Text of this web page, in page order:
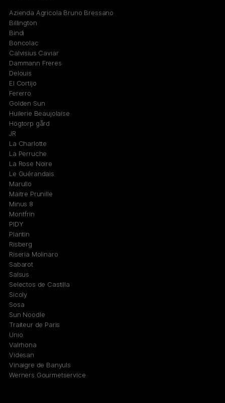
Azienda Agricola Bruno Bressano
Billington
Bindi
Boncolac
Calvisius Caviar
Dammann Freres
Delouis
El Cortijo
Fererro
Golden Sun
Huilerie Beaujolaise
Högtorp gård
JR
La Charlotte
La Perruche
La Rose Noire
Le Guérandais
Marullo
Maitre Prunille
Minus 8
Montfrin
PIDY
Plantin
Risberg
Riseria Molinaro
Sabarot
Salsus
Selectos de Castilla
Sicoly
Sosa
Sun Noodle
Traiteur de Paris
Unio
Valrhona
Videsan
Vinaigre de Banyuls
Werners Gourmetservice